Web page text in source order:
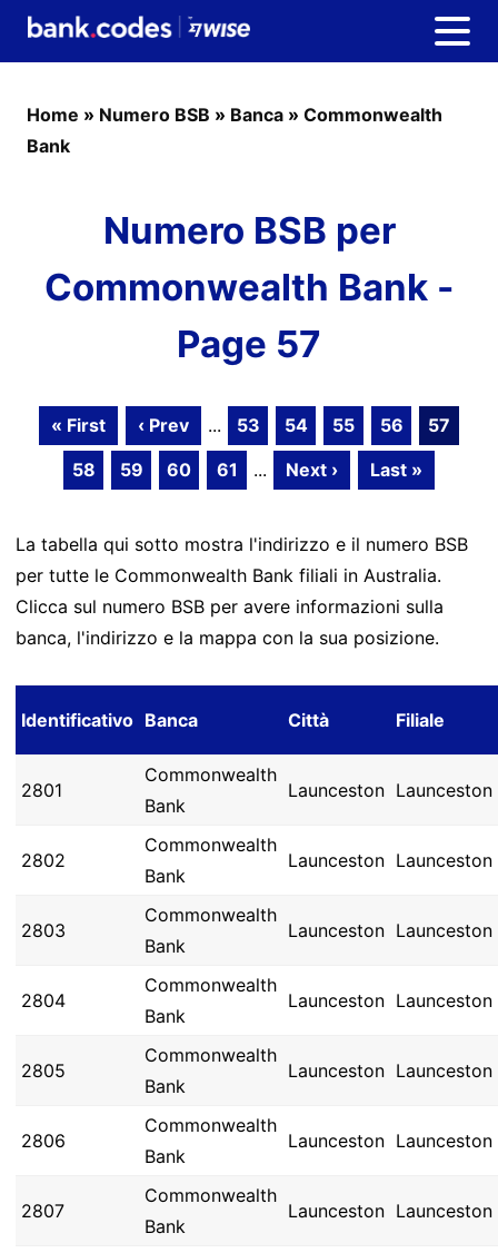
Home » Numero BSB » Banca » Commonwealth
Bank
Numero BSB per
Commonwealth Bank -
Page 57
« First ‹ Prev ... 53 54 55 56
57
58
59 60 61 ... Next › Last »
La tabella qui sotto mostra l'indirizzo e il numero BSB
per tutte le Commonwealth Bank filiali in Australia.
Clicca sul numero BSB per avere informazioni sulla
banca, l'indirizzo e la mappa con la sua posizione.
Identificativo Banca Città Filiale
2801
Commonwealth
Bank
Launceston Launceston
2802
Commonwealth
Bank
Launceston Launceston
2803
Commonwealth
Bank
Launceston Launceston
2804
Commonwealth
Bank
Launceston Launceston
2805
Commonwealth
Bank
Launceston Launceston
2806
Commonwealth
Bank
Launceston Launceston
2807
Commonwealth
Bank
Launceston Launceston